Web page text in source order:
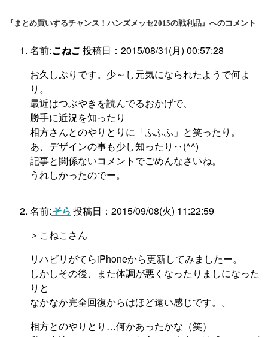
『まとめ買いするチャンス！ハンズメッセ2015の戦利品』へのコメント
名前:こねこ 投稿日：2015/08/31(月) 00:57:28
お久しぶりです。少～し元気になられたようで何よ
り。
最近はつぶやきを読んでるおかげで、
勝手に近況を知ったり
相方さんとのやりとりに「ふふふ」と笑ったり。
あ、デザインの事も少し知ったり‥(^^)
記事と関係ないコメントでごめんなさいね。
うれしかったのでー。
名前:そら 投稿日：2015/09/08(火) 11:22:59
＞こねこさん
リハビリがてらiPhoneから更新してみましたー。
しかしその後、また体調が悪くなったりましになった
りと
なかなか完全回復からはほど遠い感じです。。
相方とのやりとり…何かあったかな（笑）